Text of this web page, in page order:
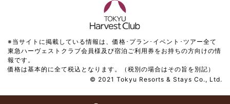
※当サイトに掲載している情報は、価格･プラン･イベント･ツアー全て
東急ハーヴェストクラブ会員様及び宿泊ご利用券をお持ちの方向けの情
報です。
価格は基本的に全て税込となります。（税別の場合はその旨を別記）
© 2021 Tokyu Resorts & Stays Co., Ltd.